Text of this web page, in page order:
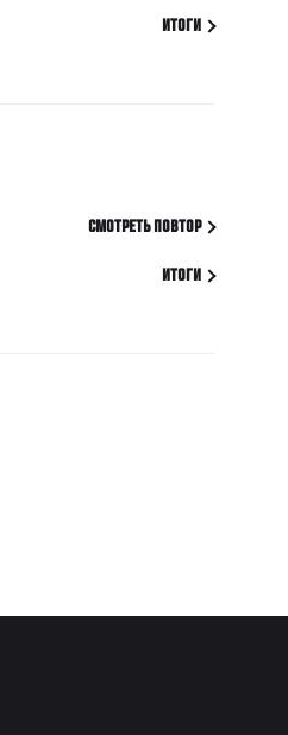
ИТОГИ
СМОТРЕТЬ ПОВТОР
ИТОГИ